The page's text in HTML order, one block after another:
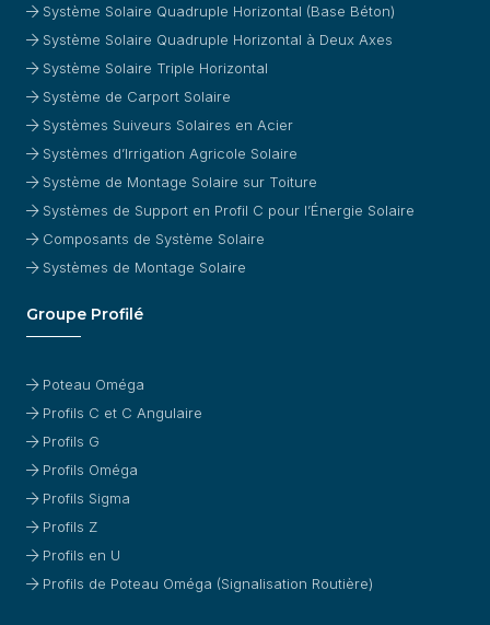
Système Solaire Quadruple Horizontal (Base Béton)
Système Solaire Quadruple Horizontal à Deux Axes
Système Solaire Triple Horizontal
Système de Carport Solaire
Systèmes Suiveurs Solaires en Acier
Systèmes d’Irrigation Agricole Solaire
Système de Montage Solaire sur Toiture
Systèmes de Support en Profil C pour l’Énergie Solaire
Composants de Système Solaire
Systèmes de Montage Solaire
Groupe Profilé
Poteau Oméga
Profils C et C Angulaire
Profils G
Profils Oméga
Profils Sigma
Profils Z
Profils en U
Profils de Poteau Oméga (Signalisation Routière)